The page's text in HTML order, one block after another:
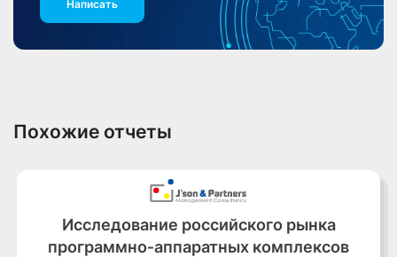
Написать
Похожие отчеты
Исследование российского рынка
программно‑аппаратных комплексов